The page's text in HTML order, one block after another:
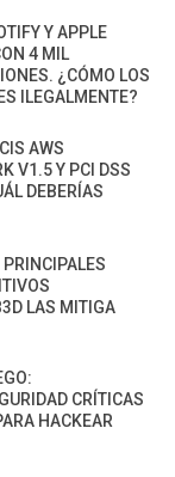
Y APPLE
4 MIL
¿CÓMO LOS
ILEGALMENTE?
AWS
V1.5 Y PCI DSS
DEBERÍAS
LAS MITIGA
CRÍTICAS
HACKEAR